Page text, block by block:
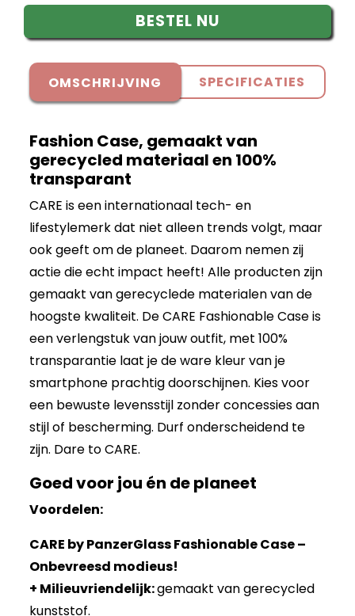
BESTEL NU
OMSCHRIJVING SPECIFICATIES
Fashion Case, gemaakt van
gerecycled materiaal en 100%
transparant
CARE is een internationaal tech- en
lifestylemerk dat niet alleen trends volgt, maar
ook geeft om de planeet. Daarom nemen zij
actie die echt impact heeft! Alle producten zijn
gemaakt van gerecyclede materialen van de
hoogste kwaliteit. De CARE Fashionable Case is
een verlengstuk van jouw outfit, met 100%
transparantie laat je de ware kleur van je
smartphone prachtig doorschijnen. Kies voor
een bewuste levensstijl zonder concessies aan
stijl of bescherming. Durf onderscheidend te
zijn. Dare to CARE.
Goed voor jou én de planeet
Voordelen:
CARE by PanzerGlass Fashionable Case –
Onbevreesd modieus!
+ Milieuvriendelijk:gemaakt van gerecycled
kunststof.